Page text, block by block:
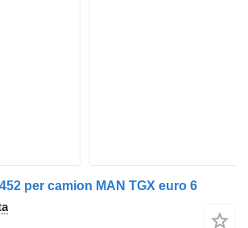
per camion MAN TGX euro 6